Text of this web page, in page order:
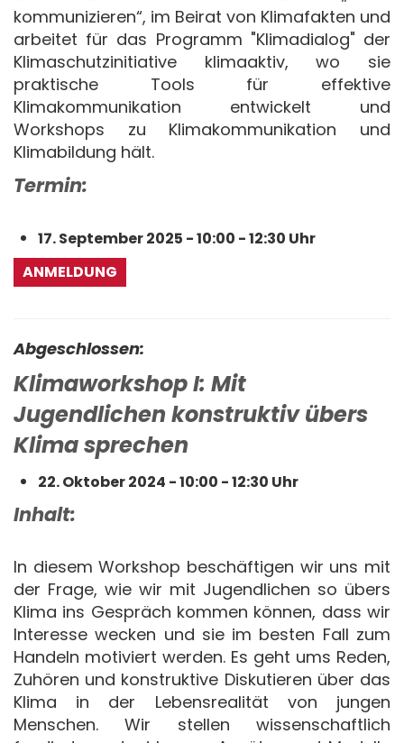
kommunizieren“, im Beirat von Klimafakten und
arbeitet für das Programm "Klimadialog" der
Klimaschutzinitiative klimaaktiv, wo sie
praktische Tools für effektive
Klimakommunikation entwickelt und
Workshops zu Klimakommunikation und
Klimabildung hält.
Termin:
17. September 2025 - 10:00 - 12:30 Uhr
ANMELDUNG
Abgeschlossen:
Klimaworkshop I: Mit
Jugendlichen konstruktiv übers
Klima sprechen
22. Oktober 2024 - 10:00 - 12:30 Uhr
Inhalt:
In diesem Workshop beschäftigen wir uns mit
der Frage, wie wir mit Jugendlichen so übers
Klima ins Gespräch kommen können, dass wir
Interesse wecken und sie im besten Fall zum
Handeln motiviert werden. Es geht ums Reden,
Zuhören und konstruktive Diskutieren über das
Klima in der Lebensrealität von jungen
Menschen. Wir stellen wissenschaftlich